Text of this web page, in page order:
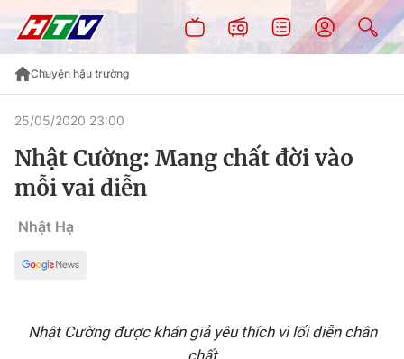
Chuyện hậu trường
25/05/2020 23:00
Nhật Cường: Mang chất đời vào
mỗi vai diễn
Nhật Hạ
Nhật Cường được khán giả yêu thích vì lối diễn chân
chất